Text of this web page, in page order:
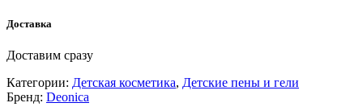
Доставка
Доставим сразу
Категории: Детская косметика, Детские пены и гели
Бренд: Deonica